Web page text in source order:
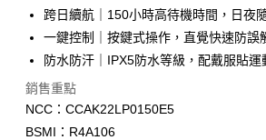
街口支付
悠遊付
AFTEE先享後付
相關說明
跨日續航｜150小時高待機時間，日夜
一鍵控制｜按鍵式操作，直覺快速防誤
防水防汗｜IPX5防水等級，配戴服貼運
銷售重點
NCC：CCAK22LP0150E5
BSMI：R4A106